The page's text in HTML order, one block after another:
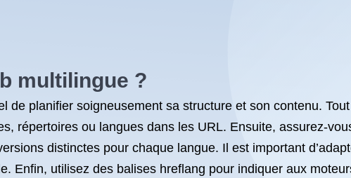
multilingue ?
de planifier soigneusement sa structure et son contenu.
répertoires ou langues dans les URL. Ensuite, assurez-
distinctes pour chaque langue. Il est important
Enfin, utilisez des balises hreflang pour indiquer aux